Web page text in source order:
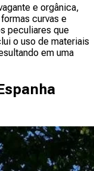
e orgânica,
curvas e
peculiares que
o uso de materiais
em uma